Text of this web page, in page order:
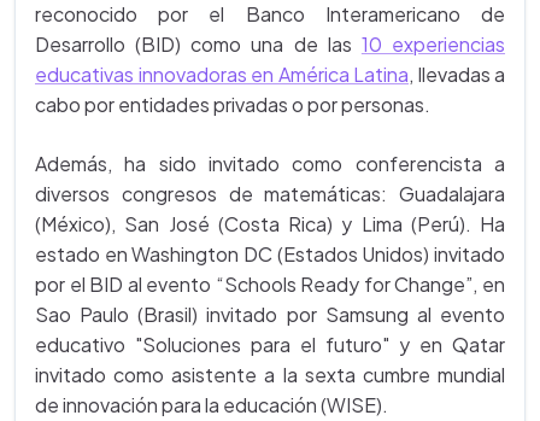
reconocido por el Banco Interamericano de
Desarrollo (BID) como una de las 10 experiencias
educativas innovadoras en América Latina, llevadas a
cabo por entidades privadas o por personas.
Además, ha sido invitado como conferencista a
diversos congresos de matemáticas: Guadalajara
(México), San José (Costa Rica) y Lima (Perú). Ha
estado en Washington DC (Estados Unidos) invitado
por el BID al evento “Schools Ready for Change”, en
Sao Paulo (Brasil) invitado por Samsung al evento
educativo "Soluciones para el futuro" y en Qatar
invitado como asistente a la sexta cumbre mundial
de innovación para la educación (WISE).